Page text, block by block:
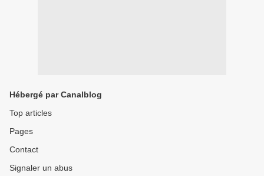
Hébergé par Canalblog
Top articles
Pages
Contact
Signaler un abus